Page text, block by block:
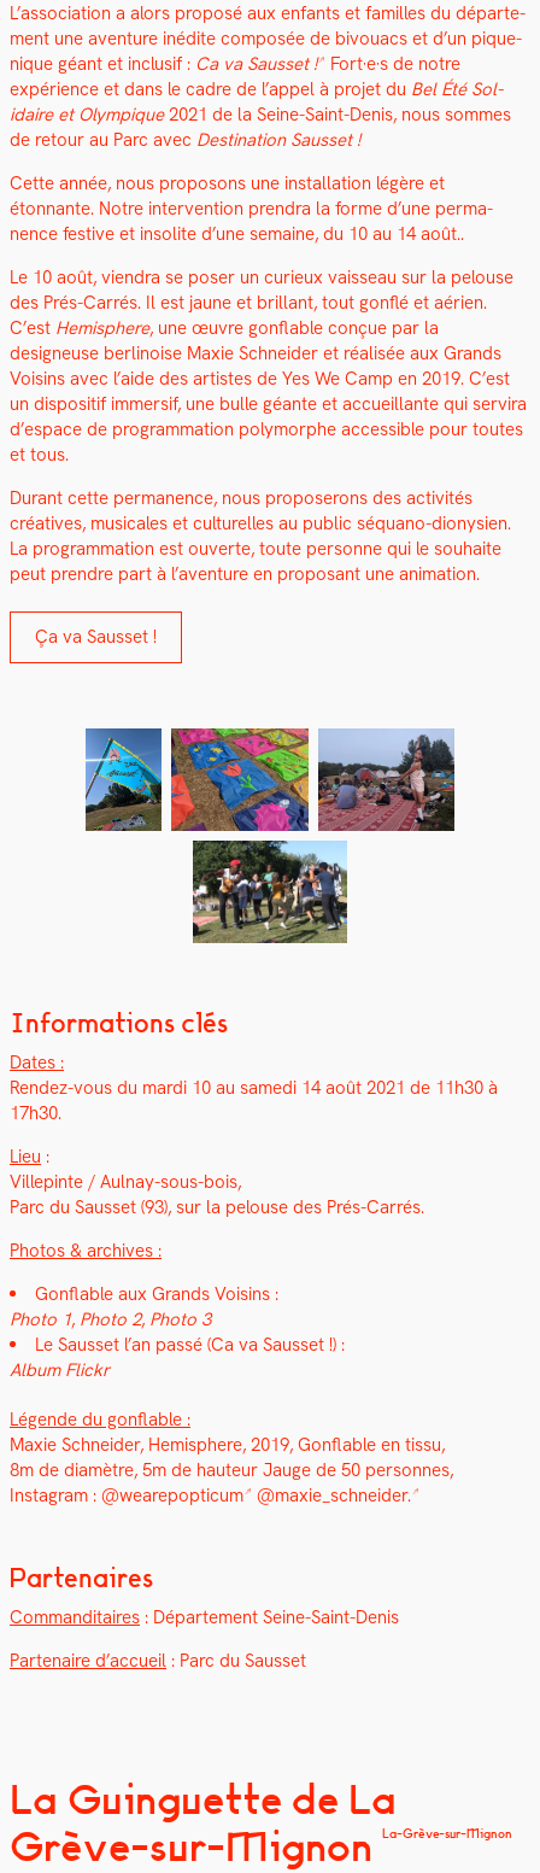
L’association a alors pro­posé aux enfants et familles du départe­
ment une aven­ture inédite com­posée de bivouacs et d’un pique-
nique géant et inclusif : Ca va Saus­set ! Fort·e·s de notre
expérience et dans le cadre de l’appel à pro­jet du Bel Été Sol­
idaire et Olympique2021 de la Seine-Saint-Denis, nous sommes
de retour au Parc avec Des­ti­na­tion Saus­set !
Cette année, nous pro­posons une instal­la­tion légère et
étonnante. Notre inter­ven­tion pren­dra la forme d’une per­ma­
nence fes­tive et inso­lite d’une semaine, du 10 au 14 août..
Le 10 août, vien­dra se pos­er un curieux vais­seau sur la pelouse
des Prés-Car­rés. Il est jaune et bril­lant, tout gon­flé et aérien.
C’est Hemi­sphere, une œuvre gon­flable conçue par la
designeuse berli­noise Max­ie Schnei­der et réal­isée aux Grands
Voisins avec l’aide des artistes de Yes We Camp en 2019. C’est
un dis­posi­tif immer­sif, une bulle géante et accueil­lante qui servi­ra
d’espace de pro­gram­ma­tion poly­mor­phe acces­si­ble pour toutes
et tous.
Durant cette per­ma­nence, nous pro­poserons des activités
créatives, musi­cales et cul­turelles au pub­lic séquano-dionysien.
La pro­gram­ma­tion est ouverte, toute per­son­ne qui le souhaite
peut pren­dre part à l’aventure en pro­posant une ani­ma­tion.
Ça va Saus­set !
Informations clés
Dates :
Ren­dez-vous du mar­di 10 au same­di 14 août 2021 de 11h30 à
17h30.
Lieu :
Villepinte / Aulnay-sous-bois,
Parc du Saus­set (93), sur la pelouse des Prés-Car­rés.
Pho­tos & archives :
Gon­flable aux Grands Voisins :
Pho­to 1, Pho­to 2, Pho­to 3
Le Saus­set l’an passé (Ca va Saus­set !) :
Album Flickr
Légende du gon­flable :
Max­ie Schnei­der, Hemi­sphere, 2019, Gon­flable en tis­su,
8m de diamètre, 5m de hau­teur Jauge de 50 per­son­nes,
Insta­gram : @wearepopticum @maxie_schneider.
Partenaires
Com­man­di­taires : Départe­ment Seine-Saint-Denis
Parte­naire d’accueil : Parc du Saus­set
La Guinguette de La
Grève-sur-Mignon
La-Grève-sur-Mignon